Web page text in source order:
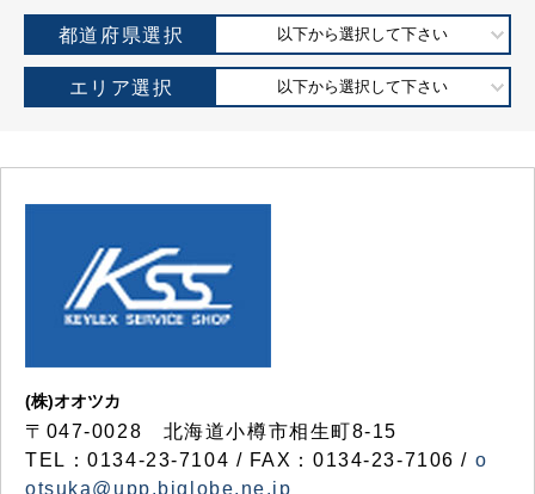
都道府県選択 以下から選択して下さい
エリア選択 以下から選択して下さい
(株)オオツカ
〒047-0028 北海道小樽市相生町8-15
TEL：0134-23-7104 / FAX：0134-23-7106 / o
otsuka@upp.biglobe.ne.jp